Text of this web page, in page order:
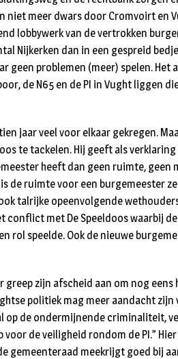
niet meer dwars door Cromvoirt en
lobbywerk van de vertrokken
Nijkerken dan in een gespreid
geen problemen (meer) spelen.
de N65 en de PI in Vught liggen
jaar veel voor elkaar gekregen.
te tackelen. Hij geeft als
heeft dan geen ruimte, geen
de ruimte voor een burgemeester
talrijke opeenvolgende
conflict met De Speeldoos waarbij
rol speelde. Ook de nieuwe
greep zijn afscheid aan om nog
politiek mag meer aandacht zijn
op de ondermijnende criminaliteit,
voor de veiligheid rondom de PI.”
gemeenteraad meekrijgt goed bij